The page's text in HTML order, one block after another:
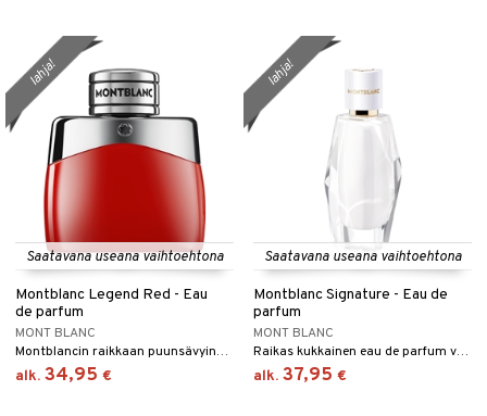
Saatavana useana vaihtoehtona
Montblanc Legend Red - Eau
de parfum
MONT BLANC
Montblancin raikkaan puunsävyinen eau de parfum karismaattisella luonteella
alk. 34,95 €
lahja!
Saatavana useana vaihtoehtona
Montblanc Signature - Eau de
parfum
MONT BLANC
Raikas kukkainen eau de parfum vaniljan tuoksulla
alk. 37,95 €
lahja!